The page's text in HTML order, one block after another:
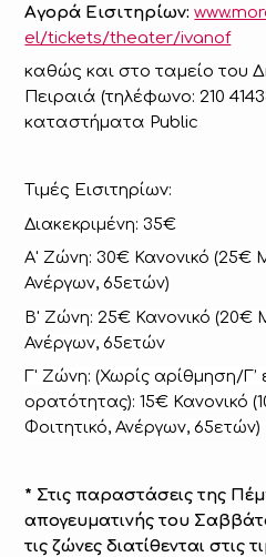
Αγορά Εισιτηρίων:
el/tickets/theater/ivanof
καθώς και στο ταμείο του
Πειραιά (τηλέφωνο: 210
καταστήματα Public
Τιμές Εισιτηρίων:
Διακεκριμένη: 35€
Α'Ζώνη: 30€ Κανονικό (25€
Ανέργων, 65ετών)
Β'Ζώνη: 25€ Κανονικό (20€
Ανέργων, 65ετών
Γ'Ζώνη: (Χωρίς αρίθμηση/Γ’
ορατότητας): 15€ Κανονικό
Φοιτητικό, Ανέργων, 65ετών)
* Στις παραστάσεις της
απογευματινής του
τις ζώνες διατίθενται στις